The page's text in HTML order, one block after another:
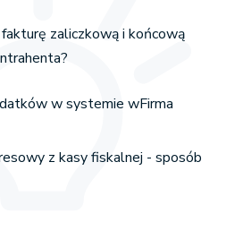
zaliczkową i końcową
w systemie wFirma
z kasy fiskalnej - sposób